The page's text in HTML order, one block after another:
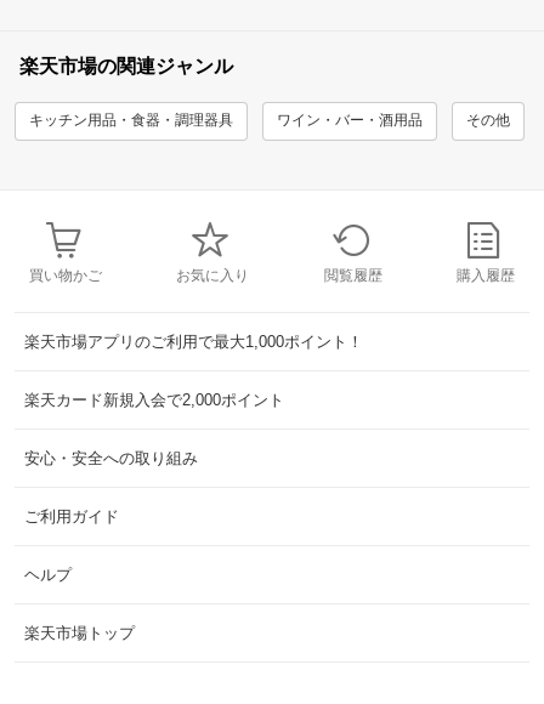
楽天市場の関連ジャンル
キッチン用品・食器・調理器具 ワイン・バー・酒用品 その他
買い物かご お気に入り 閲覧履歴 購入履歴
楽天市場アプリのご利用で最大1,000ポイント！
楽天カード新規入会で2,000ポイント
安心・安全への取り組み
ご利用ガイド
ヘルプ
楽天市場トップ